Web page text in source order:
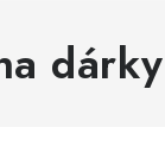
dárky